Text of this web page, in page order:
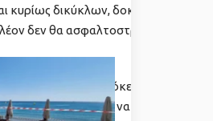
κυρίως δικύκλων, δοκιμάζουν τις…
δεν θα ασφαλτοστρωθούν
5 εκατ. ευρώ. Πρόκειται για την
και θα αναλάβει να